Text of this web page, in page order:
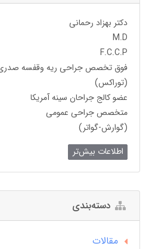
دکتر بهزاد رحمانی
M.D
F.C.C.P
فوق تخصص جراحی ریه وقفسه
(توراکس)
عضو کالج جراحان سینه آمریکا
متخصص جراحی عمومی
(گوارش-گواتر)
اطلاعات بیش‌تر
دسته‌بندی
مقالات